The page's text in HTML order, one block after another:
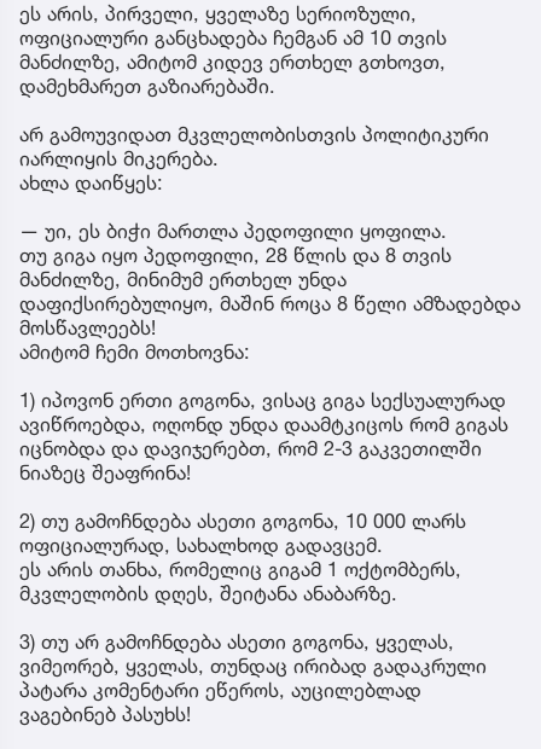
ეს არის, პირველი, ყველაზე სერიოზული,
ოფიციალური განცხადება ჩემგან ამ 10 თვის
მანძილზე, ამიტომ კიდევ ერთხელ გთხოვთ,
დამეხმარეთ გაზიარებაში.
არ გამოუვიდათ მკვლელობისთვის პოლიტიკური
იარლიყის მიკერება.
ახლა დაიწყეს:
— უი, ეს ბიჭი მართლა პედოფილი ყოფილა.
თუ გიგა იყო პედოფილი, 28 წლის და 8 თვის
მანძილზე, მინიმუმ ერთხელ უნდა
დაფიქსირებულიყო, მაშინ როცა 8 წელი ამზადებდა
მოსწავლეებს!
ამიტომ ჩემი მოთხოვნა:
1) იპოვონ ერთი გოგონა, ვისაც გიგა სექსუალურად
ავიწროებდა, ოღონდ უნდა დაამტკიცოს რომ გიგას
იცნობდა და დავიჯერებთ, რომ 2-3 გაკვეთილში
ნიაზეც შეაფრინა!
2) თუ გამოჩნდება ასეთი გოგონა, 10 000 ლარს
ოფიციალურად, სახალხოდ გადავცემ.
ეს არის თანხა, რომელიც გიგამ 1 ოქტომბერს,
მკვლელობის დღეს, შეიტანა ანაბარზე.
3) თუ არ გამოჩნდება ასეთი გოგონა, ყველას,
ვიმეორებ, ყველას, თუნდაც ირიბად გადაკრული
პატარა კომენტარი ეწეროს, აუცილებლად
ვაგებინებ პასუხს!